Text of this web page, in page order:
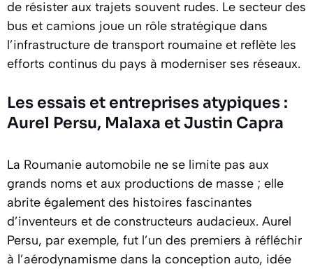
de résister aux trajets souvent rudes. Le secteur des
bus et camions joue un rôle stratégique dans
l’infrastructure de transport roumaine et reflète les
efforts continus du pays à moderniser ses réseaux.
Les essais et entreprises atypiques :
Aurel Persu, Malaxa et Justin Capra
La Roumanie automobile ne se limite pas aux
grands noms et aux productions de masse ; elle
abrite également des histoires fascinantes
d’inventeurs et de constructeurs audacieux. Aurel
Persu, par exemple, fut l’un des premiers à réfléchir
à l’aérodynamisme dans la conception auto, idée